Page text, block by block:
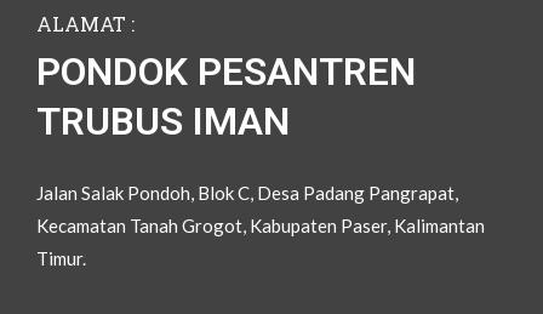
ALAMAT :
PONDOK PESANTREN
TRUBUS IMAN
Jalan Salak Pondoh, Blok C, Desa Padang Pangrapat,
Kecamatan Tanah Grogot, Kabupaten Paser, Kalimantan
Timur.